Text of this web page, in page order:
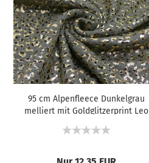
95 cm Alpenfleece Dunkelgrau
melliert mit Goldglitzerprint Leo